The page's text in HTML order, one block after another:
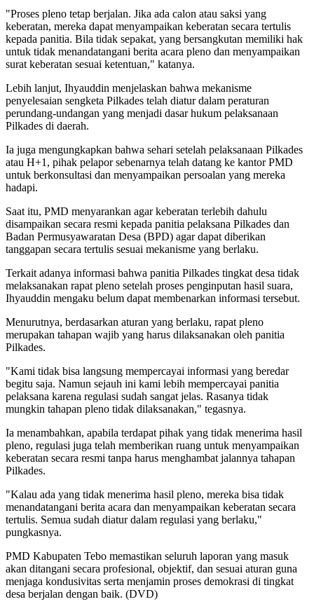
"Proses pleno tetap berjalan. Jika ada calon atau saksi yang
keberatan, mereka dapat menyampaikan keberatan secara tertulis
kepada panitia. Bila tidak sepakat, yang bersangkutan memiliki hak
untuk tidak menandatangani berita acara pleno dan menyampaikan
surat keberatan sesuai ketentuan," katanya.
Lebih lanjut, Ihyauddin menjelaskan bahwa mekanisme
penyelesaian sengketa Pilkades telah diatur dalam peraturan
perundang-undangan yang menjadi dasar hukum pelaksanaan
Pilkades di daerah.
Ia juga mengungkapkan bahwa sehari setelah pelaksanaan Pilkades
atau H+1, pihak pelapor sebenarnya telah datang ke kantor PMD
untuk berkonsultasi dan menyampaikan persoalan yang mereka
hadapi.
Saat itu, PMD menyarankan agar keberatan terlebih dahulu
disampaikan secara resmi kepada panitia pelaksana Pilkades dan
Badan Permusyawaratan Desa (BPD) agar dapat diberikan
tanggapan secara tertulis sesuai mekanisme yang berlaku.
Terkait adanya informasi bahwa panitia Pilkades tingkat desa tidak
melaksanakan rapat pleno setelah proses penginputan hasil suara,
Ihyauddin mengaku belum dapat membenarkan informasi tersebut.
Menurutnya, berdasarkan aturan yang berlaku, rapat pleno
merupakan tahapan wajib yang harus dilaksanakan oleh panitia
Pilkades.
"Kami tidak bisa langsung mempercayai informasi yang beredar
begitu saja. Namun sejauh ini kami lebih mempercayai panitia
pelaksana karena regulasi sudah sangat jelas. Rasanya tidak
mungkin tahapan pleno tidak dilaksanakan," tegasnya.
Ia menambahkan, apabila terdapat pihak yang tidak menerima hasil
pleno, regulasi juga telah memberikan ruang untuk menyampaikan
keberatan secara resmi tanpa harus menghambat jalannya tahapan
Pilkades.
"Kalau ada yang tidak menerima hasil pleno, mereka bisa tidak
menandatangani berita acara dan menyampaikan keberatan secara
tertulis. Semua sudah diatur dalam regulasi yang berlaku,"
pungkasnya.
PMD Kabupaten Tebo memastikan seluruh laporan yang masuk
akan ditangani secara profesional, objektif, dan sesuai aturan guna
menjaga kondusivitas serta menjamin proses demokrasi di tingkat
desa berjalan dengan baik. (DVD)